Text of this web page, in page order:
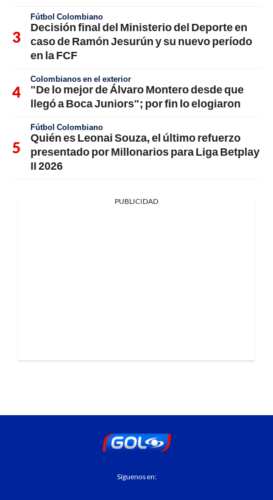
Fútbol Colombiano
Decisión final del Ministerio del Deporte en
caso de Ramón Jesurún y su nuevo período
en la FCF
Colombianos en el exterior
"De lo mejor de Álvaro Montero desde que
llegó a Boca Juniors"; por fin lo elogiaron
Fútbol Colombiano
Quién es Leonai Souza, el último refuerzo
presentado por Millonarios para Liga Betplay
II 2026
PUBLICIDAD
Síguenos en: